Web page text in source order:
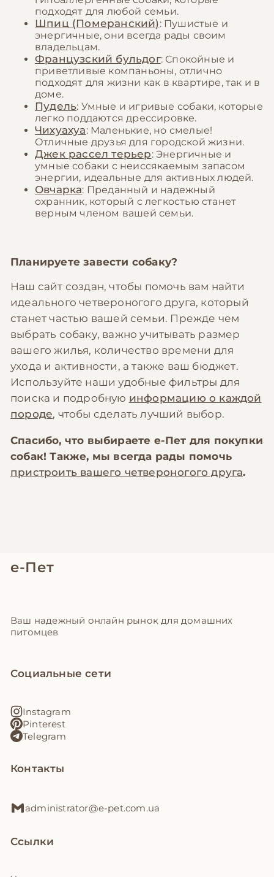
подходят для любой семьи.
Шпиц (Померанский) : Пушистые и
энергичные, они всегда рады своим
владельцам.
Французский бульдог: Спокойные и
приветливые компаньоны, отлично
подходят для жизни как в квартире, так и в
доме.
Пудель: Умные и игривые собаки, которые
легко поддаются дрессировке.
Чихуахуа: Маленькие, но смелые!
Отличные друзья для городской жизни.
Джек рассел терьер: Энергичные и
умные собаки с неиссякаемым запасом
энергии, идеальные для активных людей.
Овчарка: Преданный и надежный
охранник, который с легкостью станет
верным членом вашей семьи.
Планируете завести собаку?
Наш сайт создан, чтобы помочь вам найти
идеального четвероногого друга, который
станет частью вашей семьи. Прежде чем
выбрать собаку, важно учитывать размер
вашего жилья, количество времени для
ухода и активности, а также ваш бюджет.
Используйте наши удобные фильтры для
поиска и подробную информацию о каждой
породе, чтобы сделать лучший выбор.
Спасибо, что выбираете е-Пет для покупки
собак! Также, мы всегда рады помочь
пристроить вашего четвероногого друга.
е-Пет
Ваш надежный онлайн рынок для домашних
питомцев
Социальные сети
Instagram
Pinterest
Telegram
Контакты
administrator@e-pet.com.ua
Ссылки